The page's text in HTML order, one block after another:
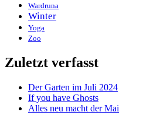
Wardruna
Winter
Yoga
Zoo
Zuletzt verfasst
Der Garten im Juli 2024
If you have Ghosts
Alles neu macht der Mai